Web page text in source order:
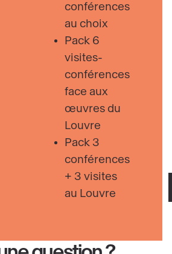
conférences
au choix
Pack 6
visites-
conférences
face aux
œuvres du
Louvre
Pack 3
conférences
+ 3 visites
au Louvre